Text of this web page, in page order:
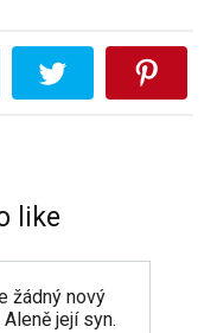
like
žádný nový
její syn.